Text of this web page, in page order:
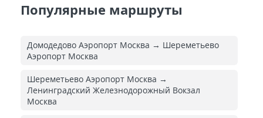
Популярные маршруты
Домодедово Аэропорт Москва → Шереметьево
Аэропорт Москва
Шереметьево Аэропорт Москва →
Ленинградский Железнодорожный Вокзал
Москва